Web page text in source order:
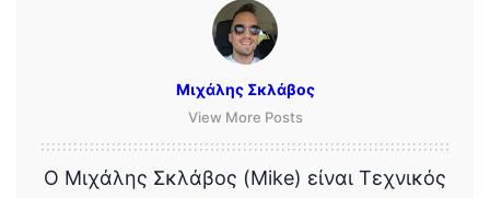
Μιχάλης Σκλάβος
View More Posts
Ο Μιχάλης Σκλάβος (Mike) είναι Τεχνικός